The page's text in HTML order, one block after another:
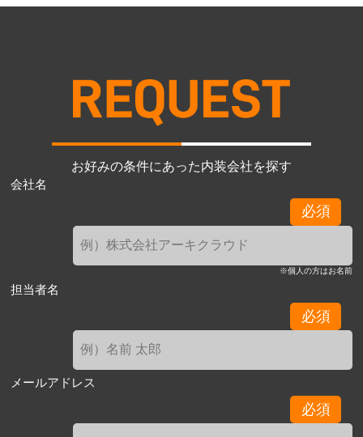
お好みの条件にあった内装会社を探す
会社名
必須
※個人の方はお名前
担当者名
必須
メールアドレス
必須